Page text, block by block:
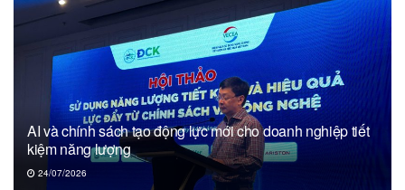
AI và chính sách tạo động lực mới cho doanh nghiệp tiết
kiệm năng lượng
24/07/2026